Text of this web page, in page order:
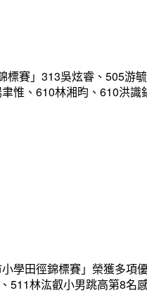
標賽」313吳炫睿、505游
惟、610林湘昀、610洪
學田徑錦標賽」榮獲多
511林汯叡小男跳高第8名